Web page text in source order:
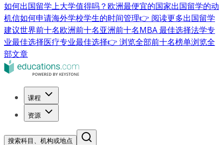
如何出国留学上大学值得吗？ 欧洲最便宜的国家出国留学的动
机信如何申请海外学校学生的时间管理👉 阅读更多出国留学
建议世界前十名欧洲前十名亚洲前十名MBA 最佳选择法学专
业最佳选择医疗专业最佳选择👉 浏览全部前十名榜单浏览全
部文章
课程
资源
搜索科目、机构或地点